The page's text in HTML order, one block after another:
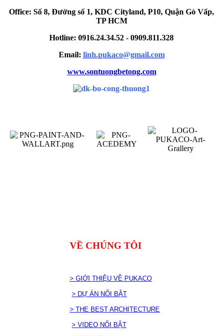
Office: Số 8, Đường số 1, KDC Cityland, P10, Quận Gò Vấp,
TP HCM
Hotline: 0916.24.34.52 - 0909.811.328
Email: linh.pukaco@gmail.com
www.sontuongbetong.com
VỀ CHÚNG TÔI
> GIỚI THIỆU VỀ PUKACO
> DỰ ÁN NỔI BẬT
> THE BEST ARCHITECTURE
> VIDEO NỔI BẬT